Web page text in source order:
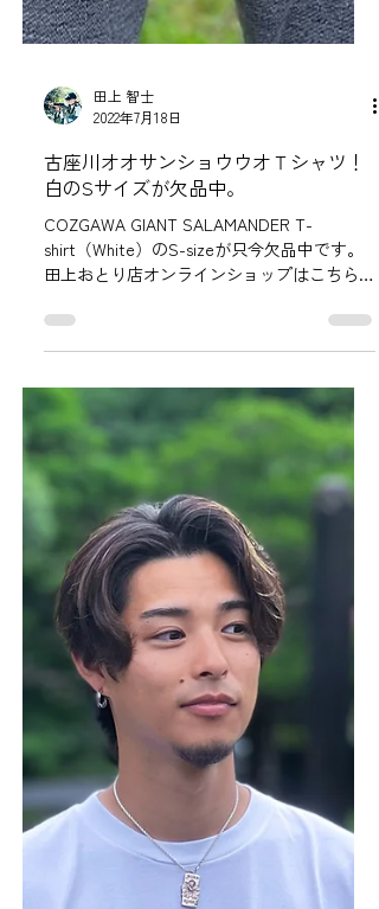
田上 智士
古座川オオサンショウウオＴシャツ！
白のSサイズが欠品中。
COZGAWA GIANT SALAMANDER T-
7月25日までには入荷する予定ですのでご了
承ください。 また、新色も少量入荷しま
す。 どうぞ宜しくお願いします。